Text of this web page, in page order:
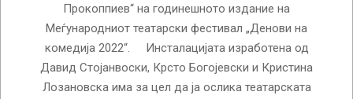
Прокоппиев“ на годинешното издание на
Меѓународниот театарски фестивал „Денови на
комедија 2022“. Инсталацијата изработена од
Давид Стојанвоски, Крсто Богојевски и Кристина
Лозановска има за цел да ја ослика театарската